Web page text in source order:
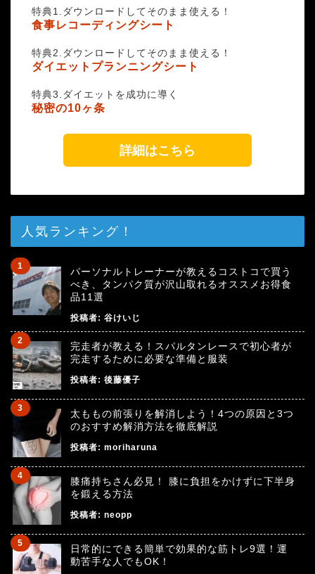
特典1.ダウンロードしてそのまま使える！
食事レコーディングシート
特典2.ダウンロードしてそのまま使える！
ダイエットプランニングシート
特典3.ダイエットを成功に導く
秘密の10ヶ条
詳細はこちら
人気ランキング！
パーソナルトレーナーが教えるコストコで買う
べき、タンパク質が沢山取れるオススメお得食
品11選
投稿者: 谷けいじ
完走者が教える！スパルタンレースで初心者が
完走するために必要な準備と服装
投稿者: 後藤優子
太ももの前張りを解消しよう！4つの原因と3つ
のおすすめ解消方法を徹底解説
投稿者: moriharuna
膝痛持ちさん必見！ 膝に負担をかけずに下半身
を鍛える方法
投稿者: neopp
日常的にできる簡単で効果的な筋トレ9選！運
動苦手な人でもOK！